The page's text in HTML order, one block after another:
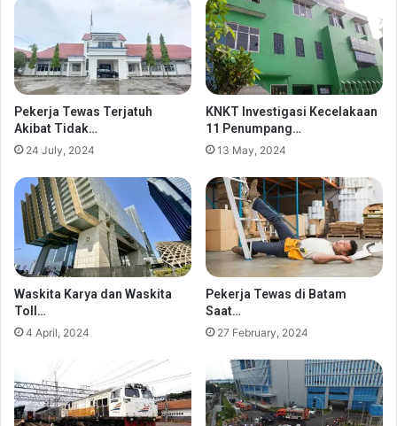
Pekerja Tewas Terjatuh
Akibat Tidak…
24 July, 2024
KNKT Investigasi Kecelakaan
11 Penumpang…
13 May, 2024
Waskita Karya dan Waskita
Toll…
4 April, 2024
Pekerja Tewas di Batam
Saat…
27 February, 2024